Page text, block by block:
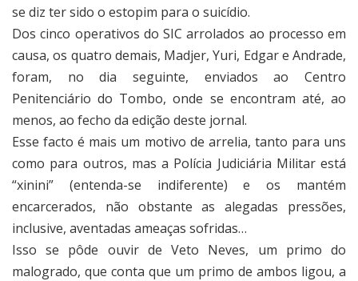
se diz ter sido o estopim para o suicídio.
Dos cinco operativos do SIC arrolados ao processo em
causa, os quatro demais, Madjer, Yuri, Edgar e Andrade,
foram, no dia seguinte, enviados ao Centro
Penitenciário do Tombo, onde se encontram até, ao
menos, ao fecho da edição deste jornal.
Esse facto é mais um motivo de arrelia, tanto para uns
como para outros, mas a Polícia Judiciária Militar está
“xinini” (entenda-se indiferente) e os mantém
encarcerados, não obstante as alegadas pressões,
inclusive, aventadas ameaças sofridas…
Isso se pôde ouvir de Veto Neves, um primo do
malogrado, que conta que um primo de ambos ligou, a